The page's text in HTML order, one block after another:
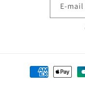
E-mail
Moyens
de